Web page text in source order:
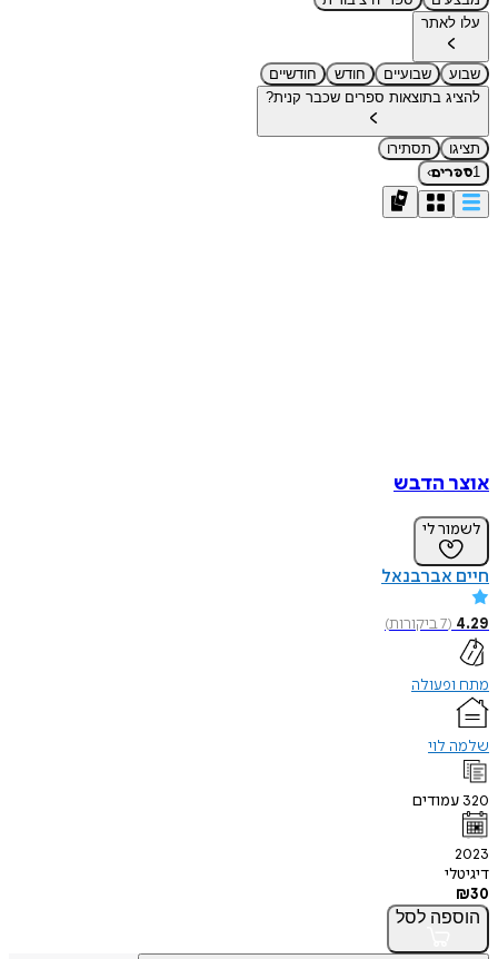
עלו לאתר
שבוע שבועיים חודש
חודשיים
להציג בתוצאות ספרים שכבר קנית?
תציגו
תסתירו
1ספרים›
אוצר הדבש
לשמור לי
חיים אברבנאל
4.29
(
7ביקורות)
מתח ופעולה
שלמה לוי
320 עמודים
2023
דיגיטלי
₪30
הוספה לסל